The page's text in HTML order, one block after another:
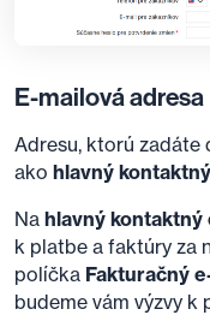
E-mailová adresa
Adresu, ktorú zadáte
ako hlavný
Na hlavný kontaktný
k platbe a faktúry za
políčka Fakturačný
budeme vám výzvy k